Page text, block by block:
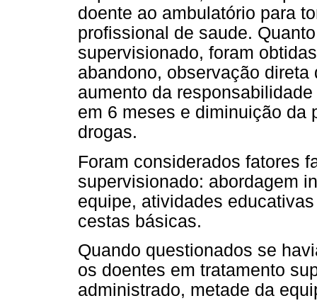
doente ao ambulatório para
profissional de saude.
supervisionado, foram
abandono, observação
aumento da
em 6 meses e diminuição da
drogas.
Foram considerados fatores
supervisionado: abordagem
equipe, atividades
cestas básicas.
Quando questionados se
os doentes em tratamento
administrado, metade da